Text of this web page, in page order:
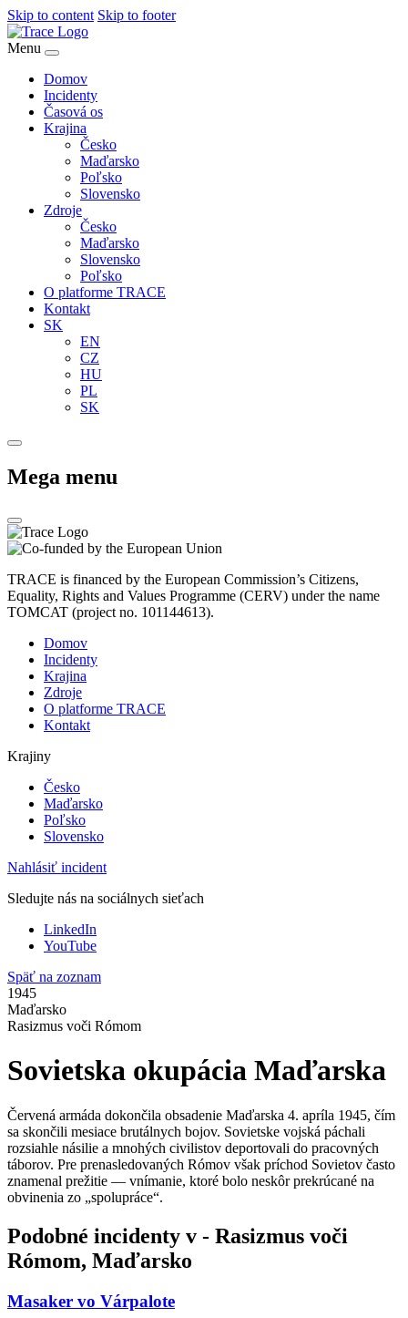
Skip to content Skip to footer
Menu
Domov
Incidenty
Časová os
Krajina
Česko
Maďarsko
Poľsko
Slovensko
Zdroje
Česko
Maďarsko
Slovensko
Poľsko
O platforme TRACE
Kontakt
SK
EN
CZ
HU
PL
SK
Mega menu
TRACE is financed by the European Commission’s Citizens,
Equality, Rights and Values Programme (CERV) under the name
TOMCAT (project no. 101144613).
Domov
Incidenty
Krajina
Zdroje
O platforme TRACE
Kontakt
Krajiny
Česko
Maďarsko
Poľsko
Slovensko
Nahlásiť incident
Sledujte nás na sociálnych sieťach
LinkedIn
YouTube
Späť na zoznam
1945
Maďarsko
Rasizmus voči Rómom
Sovietska okupácia Maďarska
Červená armáda dokončila obsadenie Maďarska 4. apríla 1945, čím
sa skončili mesiace brutálnych bojov. Sovietske vojská páchali
rozsiahle násilie a mnohých civilistov deportovali do pracovných
táborov. Pre prenasledovaných Rómov však príchod Sovietov často
znamenal prežitie — vnímanie, ktoré bolo neskôr prekrúcané na
obvinenia zo „spolupráce“.
Podobné incidenty v - Rasizmus voči
Rómom, Maďarsko
Masaker vo Várpalote